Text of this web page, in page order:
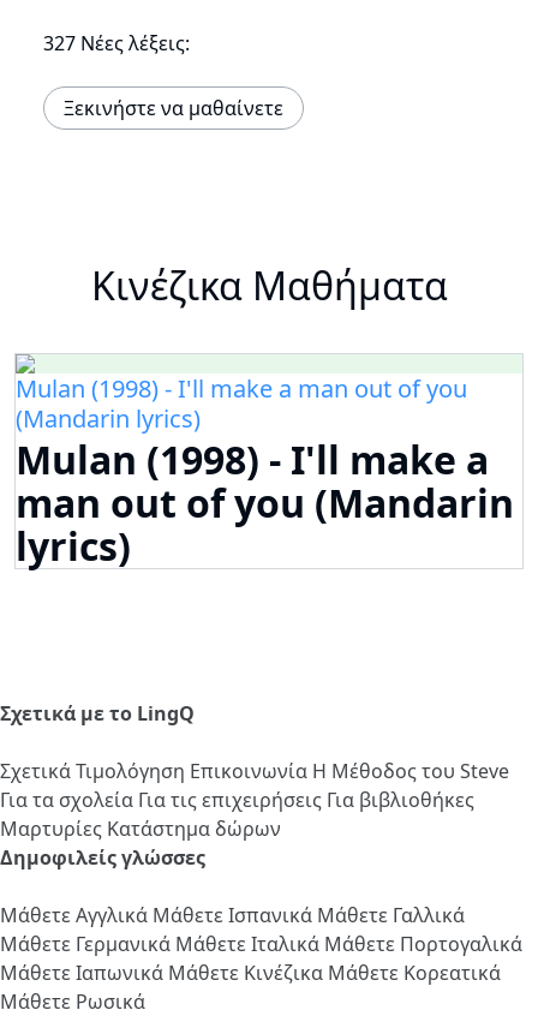
327 Νέες λέξεις:
Ξεκινήστε να μαθαίνετε
Κινέζικα Μαθήματα
Mulan (1998) - I'll make a man out of you
(Mandarin lyrics)
Mulan (1998) - I'll make a
man out of you (Mandarin
lyrics)
Σχετικά με το LingQ
ΣχετικάΤιμολόγηση Επικοινωνία Η Μέθοδος του Steve
Για τα σχολεία Για τις επιχειρήσεις Για βιβλιοθήκες
Μαρτυρίες Κατάστημα δώρων
Δημοφιλείς γλώσσες
Μάθετε Αγγλικά Μάθετε Ισπανικά Μάθετε Γαλλικά
Μάθετε Γερμανικά Μάθετε Ιταλικά Μάθετε Πορτογαλικά
Μάθετε Ιαπωνικά Μάθετε Κινέζικα Μάθετε Κορεατικά
Μάθετε Ρωσικά